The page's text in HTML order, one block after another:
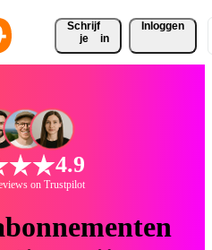
Schrijf
je
in
Inloggen
4.9
on Trustpilot